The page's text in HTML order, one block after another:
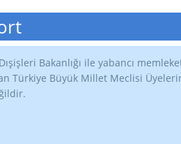
Bakanlığı ile yabancı
Türkiye Büyük Millet Meclisi